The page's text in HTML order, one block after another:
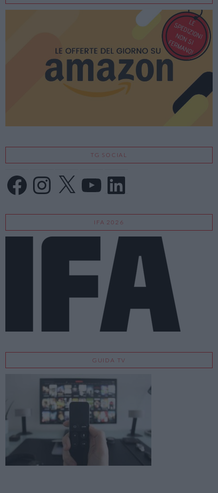
TG SOCIAL
FacebookInstagram
X LinkedIn
IFA 2026
GUIDA TV